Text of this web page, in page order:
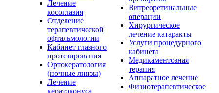
Лечение
косоглазия
Отделение
терапевтической
офтальмологии
Кабинет глазного
протезирования
Ортокератология
(ночные линзы)
Лечение
кератоконуса
Витреоретинальные
операции
Хирургическое
лечение катаракты
Услуги процедурного
кабинета
Медикаментозная
терапия
Аппаратное лечение
Физиотерапевтическое